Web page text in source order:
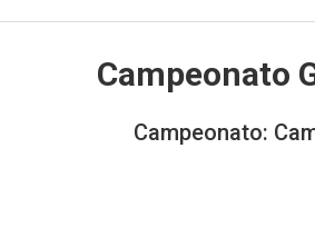
Campeonato
Campeonato: